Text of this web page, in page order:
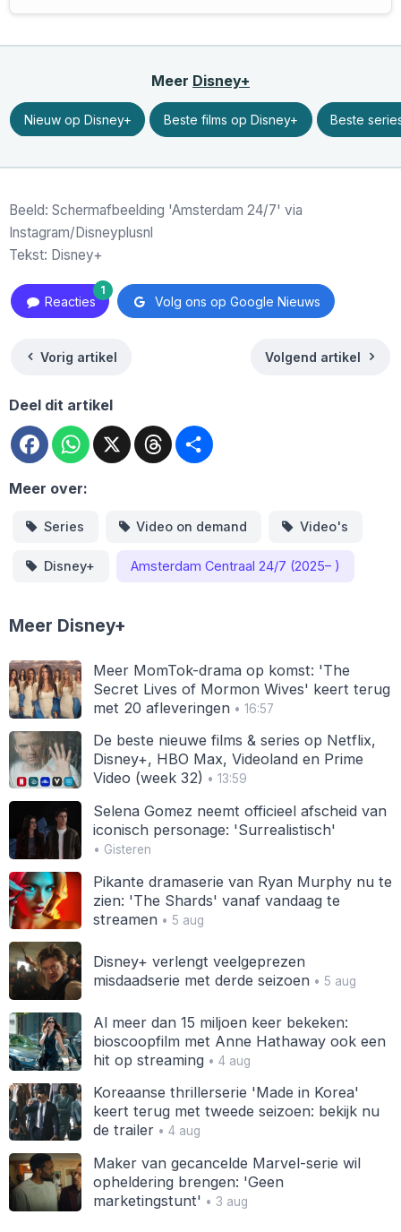
Meer Disney+
Nieuw op Disney+ Beste films op Disney+ Beste
Beeld: Schermafbeelding 'Amsterdam 24/7' via
Instagram/Disneyplusnl
Tekst: Disney+
Reacties
1
Volg ons op Google Nieuws
Vorig artikel Volgend artikel
Deel dit artikel
FacebookWhatsApp
X Threads
Meer over:
Series Video on demand Video's
Disney+ Amsterdam Centraal 24/7 (2025– )
Meer Disney+
Meer MomTok-drama op komst: 'The
Secret Lives of Mormon Wives' keert terug
met 20 afleveringen• 16:57
De beste nieuwe films & series op Netflix,
Disney+, HBO Max, Videoland en Prime
Video (week 32) • 13:59
Selena Gomez neemt officieel afscheid van
iconisch personage: 'Surrealistisch'
• Gisteren
Pikante dramaserie van Ryan Murphy nu te
zien: 'The Shards' vanaf vandaag te
streamen• 5 aug
Disney+ verlengt veelgeprezen
misdaadserie met derde seizoen• 5 aug
Al meer dan 15 miljoen keer bekeken:
bioscoopfilm met Anne Hathaway ook een
hit op streaming• 4 aug
Koreaanse thrillerserie 'Made in Korea'
keert terug met tweede seizoen: bekijk nu
de trailer• 4 aug
Maker van gecancelde Marvel-serie wil
opheldering brengen: 'Geen
marketingstunt' • 3 aug